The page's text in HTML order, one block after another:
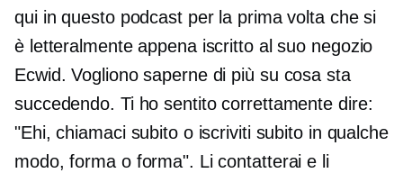
qui in questo podcast per la prima volta che si
è letteralmente appena iscritto al suo negozio
Ecwid. Vogliono saperne di più su cosa sta
succedendo. Ti ho sentito correttamente dire:
"Ehi, chiamaci subito o iscriviti subito in qualche
modo, forma o forma". Li contatterai e li